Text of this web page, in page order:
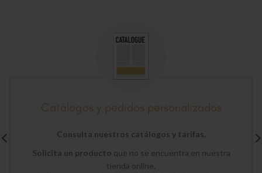
Catálogos y pedidos personalizados
Consulta nuestros catálogos y tarifas.
Solicita un producto que no se encuentra en nuestra
tienda online.